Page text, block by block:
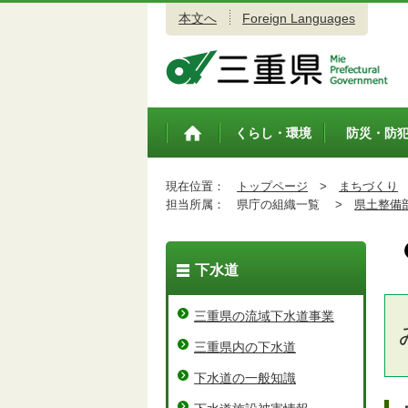
本文へ Foreign Languages
トップペ
くらし・環境 防災・防
現在位置： トップページ > まちづくり
担当所属：
県庁の組織一覧 > 県土整備
下水道
三重県の流域下水道事業
三重県内の下水道
下水道の一般知識